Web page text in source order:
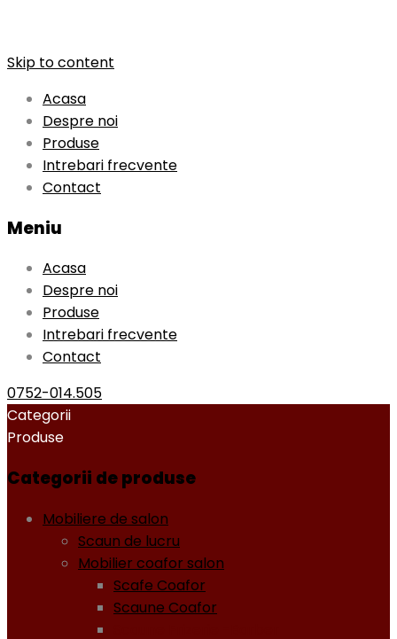
Skip to content
Acasa
Despre noi
Produse
Intrebari frecvente
Contact
Meniu
Acasa
Despre noi
Produse
Intrebari frecvente
Contact
0752-014.505
Categorii
Produse
Categorii de produse
Mobiliere de salon
Scaun de lucru
Mobilier coafor salon
Scafe Coafor
Scaune Coafor